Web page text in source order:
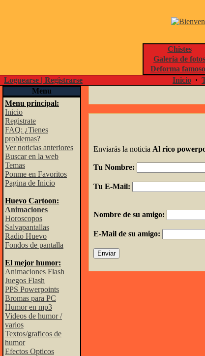
Chistes
Galeria de fotos
Deforma
Loguearse | Registrarse
Inicio ·
Menu
Menu principal:
Inicio
Registrate
FAQ: ¿Tienes
problemas?
Ver noticias anteriores
Buscar en la web
Temas
Ponme en Favoritos
Pagina de Inicio
Huevo Cartoon:
Animaciones
Horoscopos
Salvapantallas
Radio Huevo
Fondos de pantalla
El mejor humor:
Animaciones Flash
Juegos Flash
PPS Powerpoints
Bromas para PC
Humor en mp3
Videos de humor /
varios
Textos/graficos de
humor
Efectos Opticos
Enviarás la noticia Al rico
Tu Nombre:
Tu E-Mail:
Nombre de su amigo:
E-Mail de su amigo: